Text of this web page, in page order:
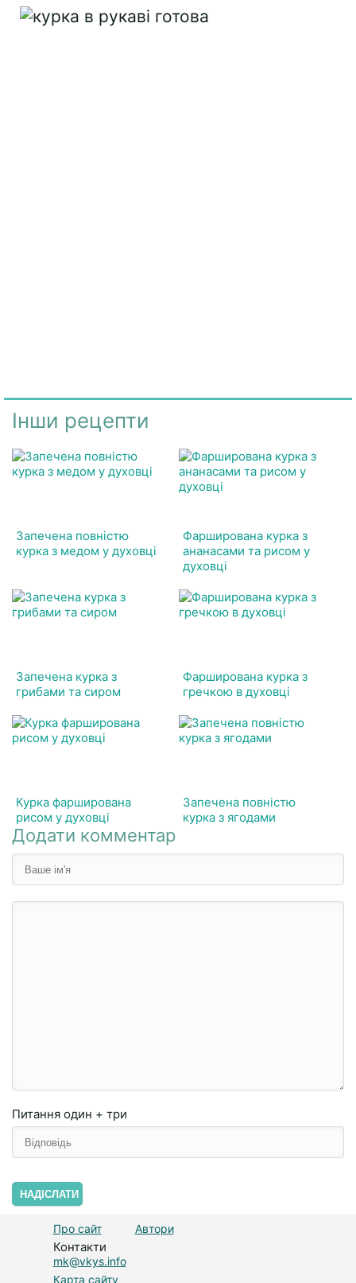
Інши рецепти
Запечена повністю
курка з медом у духовці
Фарширована курка з
ананасами та рисом у
духовці
Запечена курка з
грибами та сиром
Фарширована курка з
гречкою в духовці
Курка фарширована
рисом у духовці
Запечена повністю
курка з ягодами
Додати комментар
Питання один + три
НАДІСЛАТИ
Про сайт Автори
Контакти
mk@vkys.info
Карта сайту